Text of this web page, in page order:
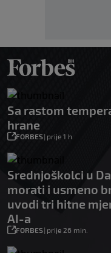
Sa rastom
hrane
FORBES| prije 1 h
Srednjoškolci u
morati i usmeno
uvodi tri hitne
AI-a
FORBES| prije 26 min.